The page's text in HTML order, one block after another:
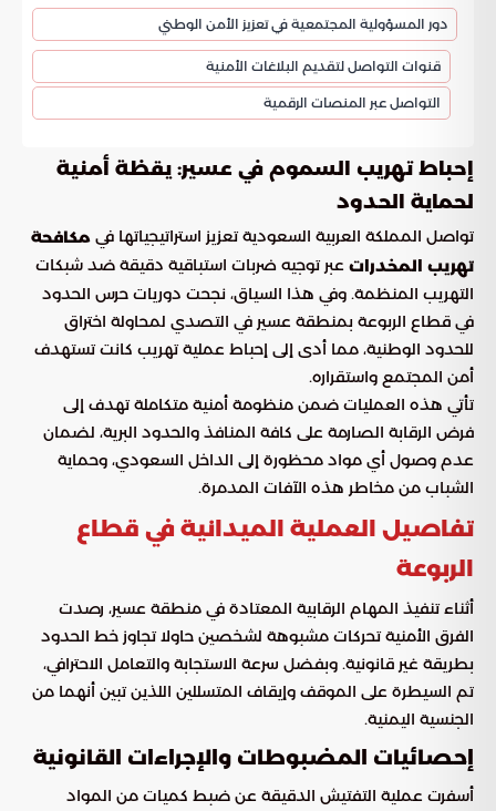
دور المسؤولية المجتمعية في تعزيز الأمن الوطني
قنوات التواصل لتقديم البلاغات الأمنية
التواصل عبر المنصات الرقمية
إحباط تهريب السموم في عسير: يقظة أمنية
لحماية الحدود
تواصل المملكة العربية السعودية تعزيز استراتيجياتها في مكافحة
تهريب المخدرات عبر توجيه ضربات استباقية دقيقة ضد شبكات
التهريب المنظمة. وفي هذا السياق، نجحت دوريات حرس الحدود
في قطاع الربوعة بمنطقة عسير في التصدي لمحاولة اختراق
للحدود الوطنية، مما أدى إلى إحباط عملية تهريب كانت تستهدف
أمن المجتمع واستقراره.
تأتي هذه العمليات ضمن منظومة أمنية متكاملة تهدف إلى
فرض الرقابة الصارمة على كافة المنافذ والحدود البرية، لضمان
عدم وصول أي مواد محظورة إلى الداخل السعودي، وحماية
الشباب من مخاطر هذه الآفات المدمرة.
تفاصيل العملية الميدانية في قطاع
الربوعة
أثناء تنفيذ المهام الرقابية المعتادة في منطقة عسير، رصدت
الفرق الأمنية تحركات مشبوهة لشخصين حاولا تجاوز خط الحدود
بطريقة غير قانونية. وبفضل سرعة الاستجابة والتعامل الاحترافي،
تم السيطرة على الموقف وإيقاف المتسللين اللذين تبين أنهما من
الجنسية اليمنية.
إحصائيات المضبوطات والإجراءات القانونية
أسفرت عملية التفتيش الدقيقة عن ضبط كميات من المواد